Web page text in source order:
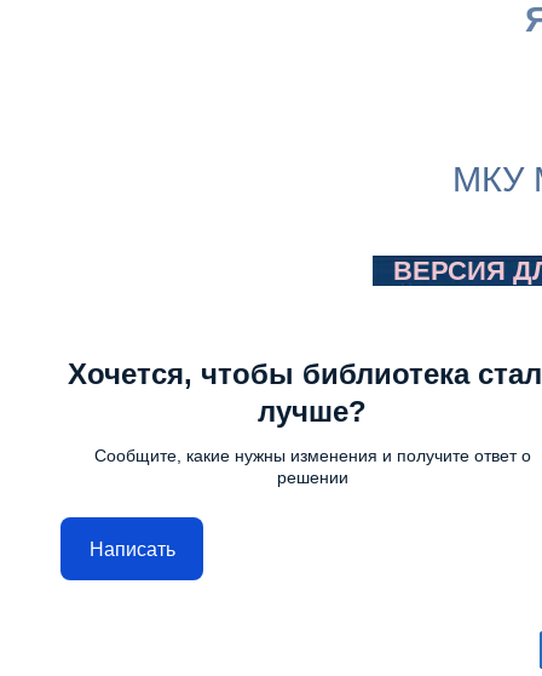
МКУ
ВЕРСИЯ
Хочется, чтобы библиотека
лучше?
Сообщите, какие нужны изменения и получите ответ о
решении
Написать